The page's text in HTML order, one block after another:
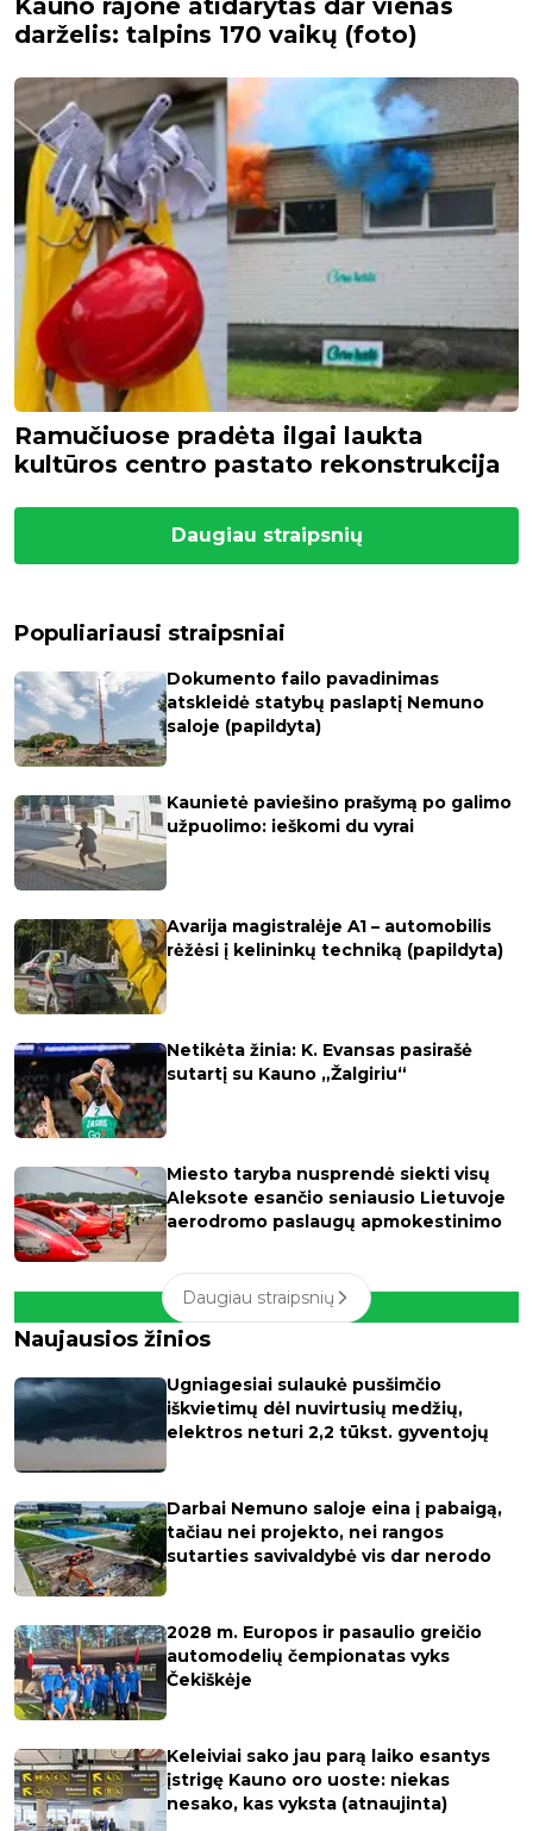
Kauno rajone atidarytas dar vienas
darželis: talpins 170 vaikų (foto)
Ramučiuose pradėta ilgai laukta
kultūros centro pastato rekonstrukcija
Daugiau straipsnių
Populiariausi straipsniai
Dokumento failo pavadinimas
atskleidė statybų paslaptį Nemuno
saloje (papildyta)
Kaunietė paviešino prašymą po galimo
užpuolimo: ieškomi du vyrai
Avarija magistralėje A1 – automobilis
rėžėsi į kelininkų techniką (papildyta)
Netikėta žinia: K. Evansas pasirašė
sutartį su Kauno „Žalgiriu“
Miesto taryba nusprendė siekti visų
Aleksote esančio seniausio Lietuvoje
aerodromo paslaugų apmokestinimo
Daugiau straipsnių
Naujausios žinios
Ugniagesiai sulaukė pusšimčio
iškvietimų dėl nuvirtusių medžių,
elektros neturi 2,2 tūkst. gyventojų
Darbai Nemuno saloje eina į pabaigą,
tačiau nei projekto, nei rangos
sutarties savivaldybė vis dar nerodo
2028 m. Europos ir pasaulio greičio
automodelių čempionatas vyks
Čekiškėje
Keleiviai sako jau parą laiko esantys
įstrigę Kauno oro uoste: niekas
nesako, kas vyksta (atnaujinta)